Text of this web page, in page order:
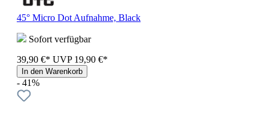
45° Micro Dot Aufnahme, Black
Sofort verfügbar
39,90 €* UVP 19,90 €*
In den Warenkorb
- 41%